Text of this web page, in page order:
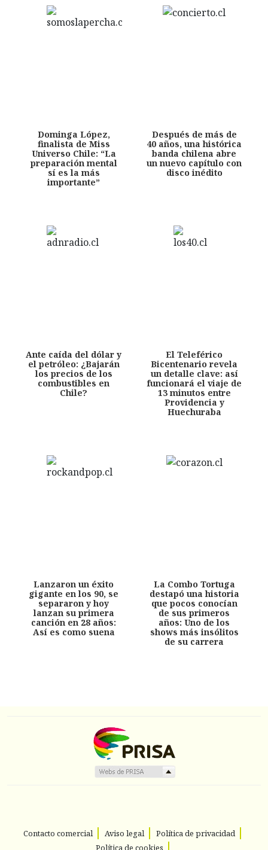
Dominga López,
finalista de Miss
Universo Chile: “La
preparación mental
sí es la más
importante”
Después de más de
40 años, una histórica
banda chilena abre
un nuevo capítulo con
disco inédito
Ante caída del dólar y
el petróleo: ¿Bajarán
los precios de los
combustibles en
Chile?
El Teleférico
Bicentenario revela
un detalle clave: así
funcionará el viaje de
13 minutos entre
Providencia y
Huechuraba
Lanzaron un éxito
gigante en los 90, se
separaron y hoy
lanzan su primera
canción en 28 años:
Así es como suena
La Combo Tortuga
destapó una historia
que pocos conocían
de sus primeros
años: Uno de los
shows más insólitos
de su carrera
Contacto comercial Aviso legal
Política de privacidad
Política de cookies